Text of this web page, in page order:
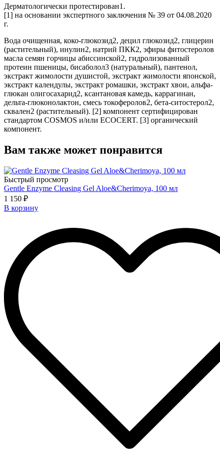
Дерматологически протестирован1.
[1] на основании экспертного заключения № 39 от 04.08.2020
г.
Вода очищенная, коко-глюкозид2, децил глюкозид2, глицерин
(растительный), инулин2, натрий ПКК2, эфиры фитостеролов
масла семян горчицы абиссинской2, гидролизованный
протеин пшеницы, бисаболол3 (натуральный), пантенол,
экстракт жимолости душистой, экстракт жимолости японской,
экстракт календулы, экстракт ромашки, экстракт хвои, альфа-
глюкан олигосахарид2, ксантановая камедь, каррагинан,
дельта-глюконолактон, смесь токоферолов2, бета-ситостерол2,
сквален2 (растительный). [2] компонент сертифицирован
стандартом COSMOS и/или ECOCERT. [3] органический
компонент.
Вам также может понравится
Быстрый просмотр
Gentle Enzyme Cleasing Gel Aloe&Cherimoya, 100 мл
1 150 ₽
В корзину